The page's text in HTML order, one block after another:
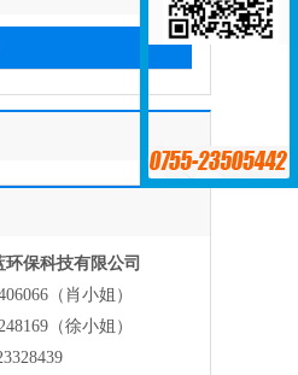
保科技有限公司
（肖小姐）
（徐小姐）